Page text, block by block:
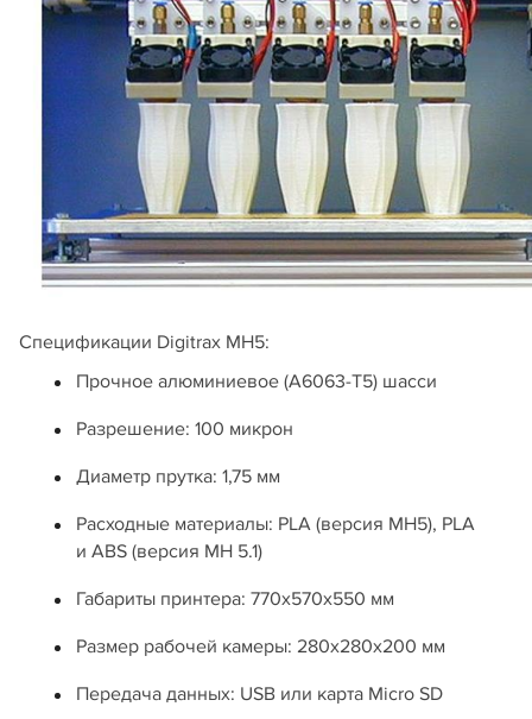
Спецификации Digitrax MH5:
Прочное алюминиевое (A6063-T5) шасси
Разрешение: 100 микрон
Диаметр прутка: 1,75 мм
Расходные материалы: PLA (версия MH5), PLA
и ABS (версия MH 5.1)
Габариты принтера: 770x570x550 мм
Размер рабочей камеры: 280x280x200 мм
Передача данных: USB или карта Micro SD